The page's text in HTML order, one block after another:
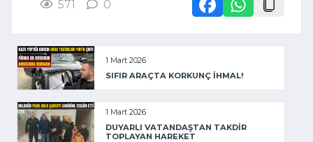
571 0
1 Mart 2026
SIFIR ARAÇTA KORKUNÇ İHMAL!
1 Mart 2026
DUYARLI VATANDAŞTAN TAKDİR
TOPLAYAN HAREKET